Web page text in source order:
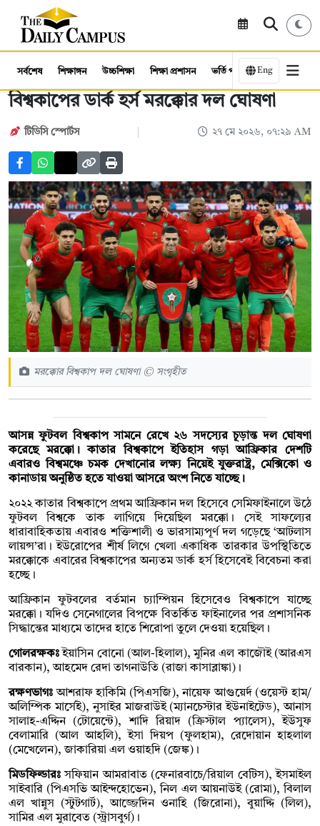
সর্বশেষ শিক্ষাঙ্গন উচ্চশিক্ষা শিক্ষা প্রশাসন ভর্তি পরীক্ষা কর্মসংস্থান
Eng
বিশ্বকাপের ডার্ক হর্স মরক্কোর দল ঘোষণা
টিডিসি স্পোর্টস ২৭ মে ২০২৬, ০৭:২৯ AM
মরক্কোর বিশ্বকাপ দল ঘোষণা © সংগৃহীত
আসন্ন ফুটবল বিশ্বকাপ সামনে রেখে ২৬ সদস্যের চূড়ান্ত দল ঘোষণা
করেছে মরক্কো। কাতার বিশ্বকাপে ইতিহাস গড়া আফ্রিকার দেশটি
এবারও বিশ্বমঞ্চে চমক দেখানোর লক্ষ্য নিয়েই যুক্তরাষ্ট্র, মেক্সিকো ও
কানাডায় অনুষ্ঠিত হতে যাওয়া আসরে অংশ নিতে যাচ্ছে।
২০২২ কাতার বিশ্বকাপে প্রথম আফ্রিকান দল হিসেবে সেমিফাইনালে উঠে
ফুটবল বিশ্বকে তাক লাগিয়ে দিয়েছিল মরক্কো। সেই সাফল্যের
ধারাবাহিকতায় এবারও শক্তিশালী ও ভারসাম্যপূর্ণ দল গড়েছে ‘আটলাস
লায়ন্স’রা। ইউরোপের শীর্ষ লিগে খেলা একাধিক তারকার উপস্থিতিতে
মরক্কোকে এবারের বিশ্বকাপের অন্যতম ডার্ক হর্স হিসেবেই বিবেচনা করা
হচ্ছে।
আফ্রিকান ফুটবলের বর্তমান চ্যাম্পিয়ন হিসেবেও বিশ্বকাপে যাচ্ছে
মরক্কো। যদিও সেনেগালের বিপক্ষে বিতর্কিত ফাইনালের পর প্রশাসনিক
সিদ্ধান্তের মাধ্যমে তাদের হাতে শিরোপা তুলে দেওয়া হয়েছিল।
গোলরক্ষকঃইয়াসিন বোনো (আল-হিলাল), মুনির এল কাজৌই (আরএস
বারকান), আহমেদ রেদা তাগনাউতি (রাজা কাসাব্লাঙ্কা)।
রক্ষণভাগঃ আশরাফ হাকিমি (পিএসজি), নায়েফ আগুয়ের্দ (ওয়েস্ট হাম/
অলিম্পিক মার্সেই), নুসাইর মাজরাউই (ম্যানচেস্টার ইউনাইটেড), আনাস
সালাহ-এদ্দিন (টোয়েন্টে), শাদি রিয়াদ (ক্রিস্টাল প্যালেস), ইউসুফ
বেলামারি (আল আহলি), ইসা দিয়প (ফুলহাম), রেদোয়ান হাহলাল
(মেখেলেন), জাকারিয়া এল ওয়াহদি (জেঙ্ক)।
মিডফিল্ডারঃ সফিয়ান আমরাবাত (ফেনারবাচে/রিয়াল বেটিস), ইসমাইল
সাইবারি (পিএসভি আইন্দহোভেন), নিল এল আয়নাউই (রোমা), বিলাল
এল খান্নুস (স্টুটগার্ট), আজ্জেদিন ওনাহি (জিরোনা), বুয়াদ্দি (লিল),
সামির এল মুরাবেত (স্ট্রাসবুর্গ)।